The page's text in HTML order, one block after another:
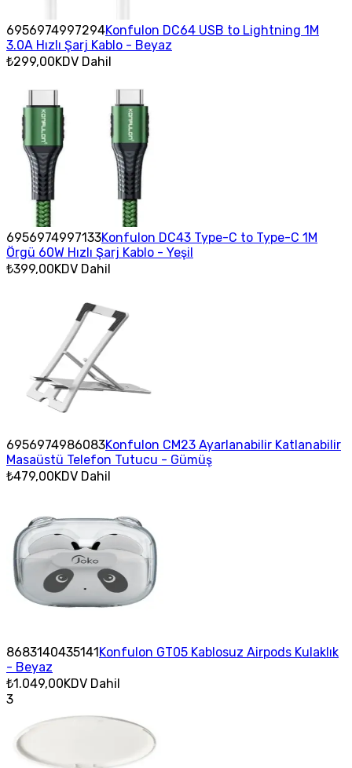
6956974997294Konfulon DC64 USB to Lightning 1M
3.0A Hızlı Şarj Kablo - Beyaz
₺299,00KDV Dahil
6956974997133Konfulon DC43 Type-C to Type-C 1M
Örgü 60W Hızlı Şarj Kablo - Yeşil
₺399,00KDV Dahil
6956974986083Konfulon CM23 Ayarlanabilir Katlanabilir
Masaüstü Telefon Tutucu - Gümüş
₺479,00KDV Dahil
8683140435141Konfulon GT05 Kablosuz Airpods Kulaklık
- Beyaz
₺1.049,00KDV Dahil
3